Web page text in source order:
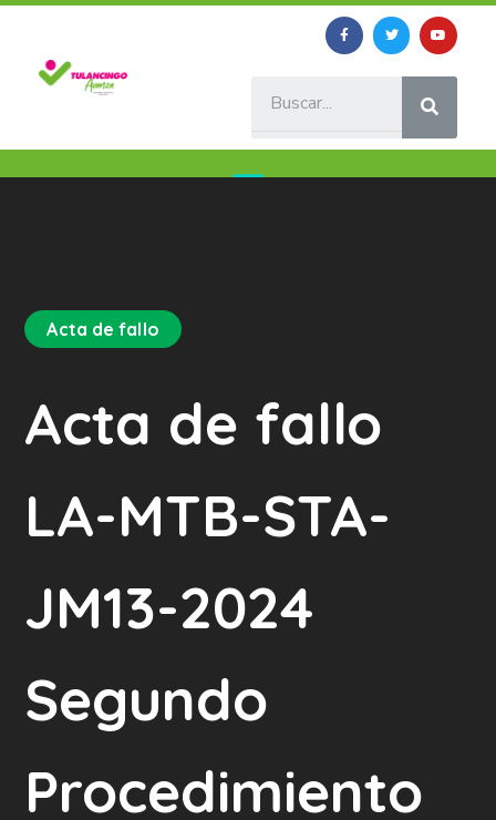
Acta de fallo
Acta de fallo
LA-MTB-STA-
JM13-2024
Segundo
Procedimiento